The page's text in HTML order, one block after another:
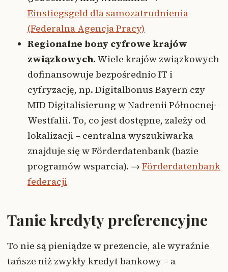
Einstiegsgeld dla samozatrudnienia
(Federalna Agencja Pracy)
Regionalne bony cyfrowe krajów
związkowych. Wiele krajów związkowych
dofinansowuje bezpośrednio IT i
cyfryzację, np. Digitalbonus Bayern czy
MID Digitalisierung w Nadrenii Północnej-
Westfalii. To, co jest dostępne, zależy od
lokalizacji – centralna wyszukiwarka
znajduje się w Förderdatenbank (bazie
programów wsparcia). → Förderdatenbank
federacji
Tanie kredyty preferencyjne
To nie są pieniądze w prezencie, ale wyraźnie
tańsze niż zwykły kredyt bankowy – a